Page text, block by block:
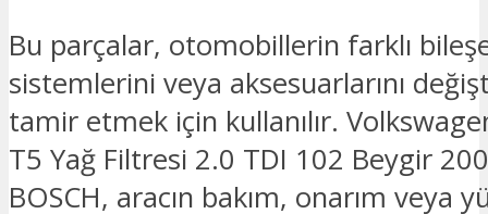
Bu parçalar, otomobillerin farklı
sistemlerini veya aksesuarlarını
tamir etmek için kullanılır.
T5 Yağ Filtresi 2.0 TDI 102 Beygir
BOSCH, aracın bakım, onarım veya